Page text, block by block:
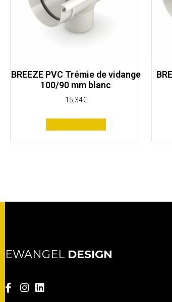
BREEZE PVC Trémie de vidange
100/90 mm blanc
15,34€
EWANGEL DESIGN